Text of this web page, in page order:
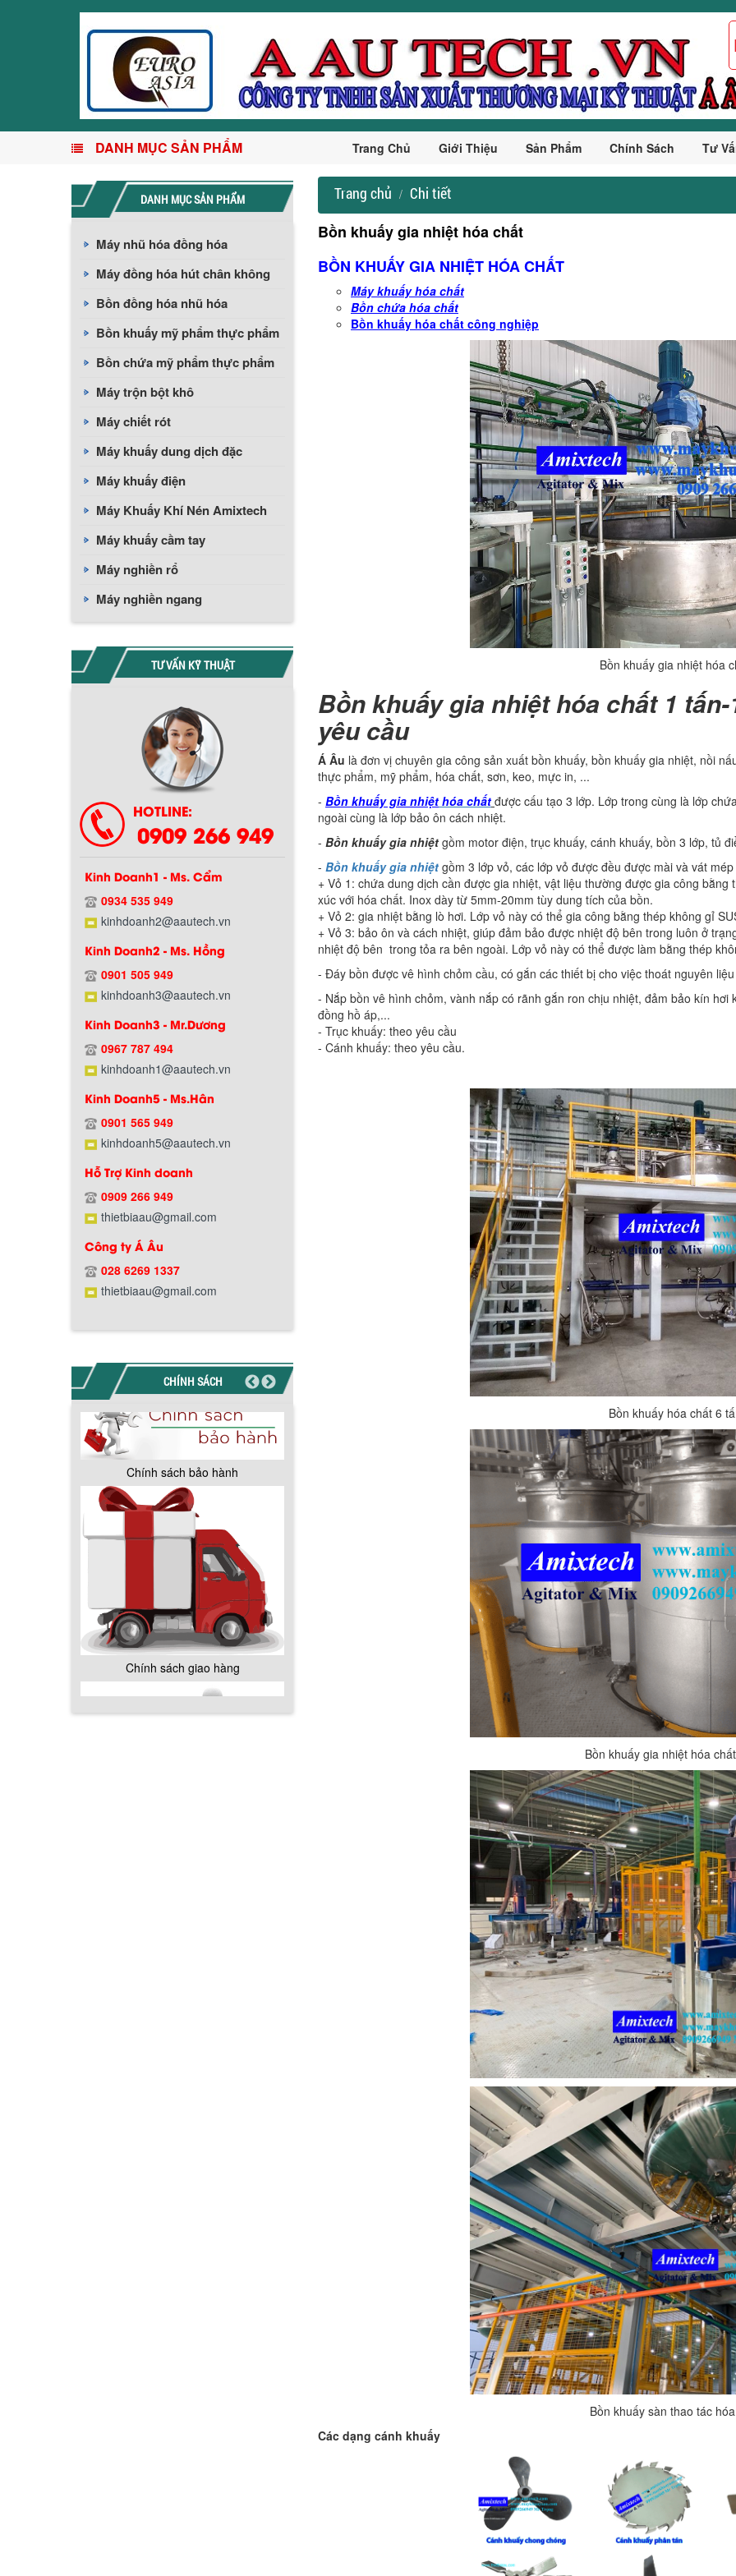
DANH MỤC SẢN PHẨM Trang Chủ Giới Thiệu Sản Phẩm Chính Sách Tư
DANH MỤC SẢN PHẨM
Máy nhũ hóa đồng hóa
Máy đồng hóa hút chân không
Bồn đồng hóa nhũ hóa
Bồn khuấy mỹ phẩm thực phẩm
Bồn chứa mỹ phẩm thực phẩm
Máy trộn bột khô
Máy chiết rót
Máy khuấy dung dịch đặc
Máy khuấy điện
Máy Khuấy Khí Nén Amixtech
Máy khuấy cầm tay
Máy nghiền rổ
Máy nghiền ngang
TƯ VẤN KỸ THUẬT
HOTLINE:
0909 266 949
Kinh Doanh1 - Ms. Cẩm
0934 535 949
kinhdoanh2@aautech.vn
Kinh Doanh2 - Ms. Hồng
0901 505 949
kinhdoanh3@aautech.vn
Kinh Doanh3 - Mr.Dương
0967 787 494
kinhdoanh1@aautech.vn
Kinh Doanh5 - Ms.Hân
0901 565 949
kinhdoanh5@aautech.vn
Hỗ Trợ Kinh doanh
0909 266 949
thietbiaau@gmail.com
Công ty Á Âu
028 6269 1337
thietbiaau@gmail.com
CHÍNH SÁCH
Chính sách bảo hành
Chính sách giao hàng
Hướng dẫn thanh toán mua hàng
Chính sách đổi trả hàng
Chính sách bảo hành
Chính sách giao hàng
Trang chủ Chi tiết
Bồn khuấy gia nhiệt hóa chất
BỒN KHUẤY GIA NHIỆT HÓA CHẤT
Máy khuấy hóa chất
Bồn chứa hóa chất
Bồn khuấy hóa chất công nghiệp
Bồn khuấy gia nhiệt hóa
Bồn khuấy gia nhiệt hóa chất 1
yêu cầu
Á Âu là đơn vị chuyên gia công sản xuất bồn khuấy, bồn khuấy gia nhiệt, nồi
thực phẩm, mỹ phẩm, hóa chất, sơn, keo, mực in, ...
- Bồn khuấy gia nhiệt hóa chất được cấu tạo 3 lớp. Lớp trong cùng là lớp
ngoài cùng là lớp bảo ôn cách nhiệt.
- Bồn khuấy gia nhiệt gồm motor điện, trục khuấy, cánh khuấy, bồn 3 lớp, tủ
- Bồn khuấy gia nhiệt gồm 3 lớp vỏ, các lớp vỏ được đều được mài và vát
+ Vỏ 1: chứa dung dịch cần được gia nhiệt, vật liệu thường được gia công
xúc với hóa chất. Inox dày từ 5mm-20mm tùy dung tích của bồn.
+ Vỏ 2: gia nhiệt bằng lò hơi. Lớp vỏ này có thể gia công bằng thép không gỉ
+ Vỏ 3: bảo ôn và cách nhiệt, giúp đảm bảo được nhiệt độ bên trong luôn ở
nhiệt độ bên trong tỏa ra bên ngoài. Lớp vỏ này có thể được làm bằng thép
- Đáy bồn được vê hình chỏm cầu, có gắn các thiết bị cho việc thoát nguyên
- Nắp bồn vê hình chỏm, vành nắp có rãnh gắn ron chịu nhiệt, đảm bảo kín
đồng hồ áp,...
- Trục khuấy: theo yêu cầu
- Cánh khuấy: theo yêu cầu.
Bồn khuấy hóa chất 6
Bồn khuấy gia nhiệt hóa
Bồn khuấy sàn thao tác
Các dạng cánh khuấy